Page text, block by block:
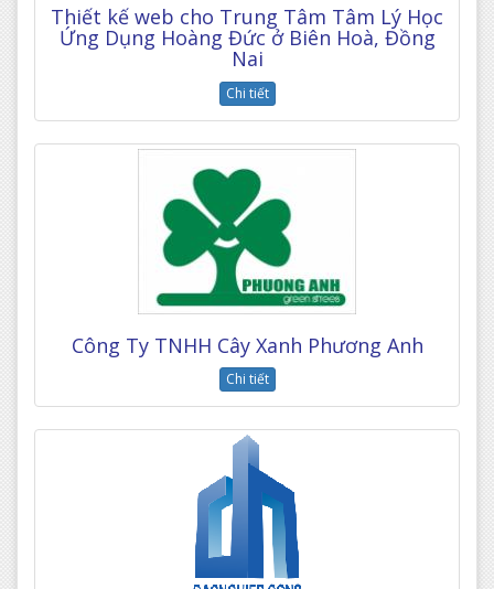
Thiết kế web cho Trung Tâm Tâm Lý Học
Ứng Dụng Hoàng Đức ở Biên Hoà, Đồng
Nai
Chi tiết
Công Ty TNHH Cây Xanh Phương Anh
Chi tiết